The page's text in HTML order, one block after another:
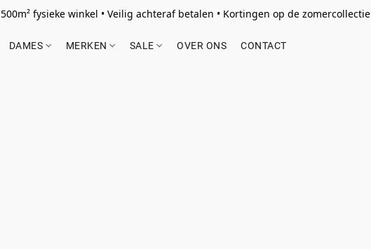
500m² fysieke winkel • Veilig achteraf betalen • Kortingen op de zomercollectie
DAMES MERKEN SALE OVER ONS CONTACT